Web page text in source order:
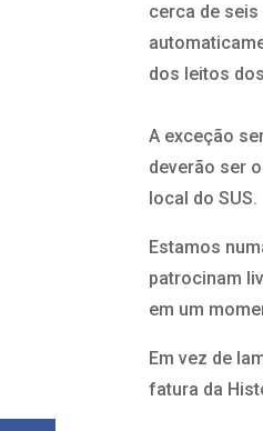
cerca de
dos leitos
A exceção
deverão ser
local do SUS.
Estamos
patrocinam
em um
Em vez de
fatura da